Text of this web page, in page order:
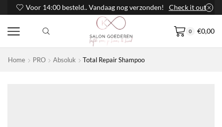
Voor 14:00 besteld.. Vandaag nog verzonden! Check it out
0 €0,00
Home PRO Absoluk Total Repair Shampoo